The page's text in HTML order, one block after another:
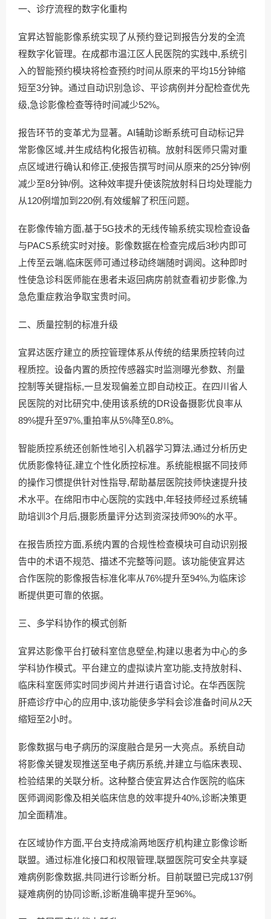
一、诊疗流程的数字化重构
宜昇达智能影像系统实现了从预约登记到报告分发的全流
程数字化管理。在成都市温江区人民医院的实践中,系统引
入的智能预约模块将检查预约时间从原来的平均15分钟缩
短至3分钟。通过自动识别急诊、平诊病例并分配检查优先
级,急诊影像检查等待时间减少52%。
报告环节的变革尤为显著。AI辅助诊断系统可自动标记异
常影像区域,并生成结构化报告初稿。放射科医师只需对重
点区域进行确认和修正,使报告撰写时间从原来的25分钟/例
减少至8分钟/例。这种效率提升使该院放射科日均处理能力
从120例增加到220例,有效缓解了积压问题。
在影像传输方面,基于5G技术的无线传输系统实现检查设备
与PACS系统实时对接。影像数据在检查完成后3秒内即可
上传至云端,临床医师可通过移动终端随时调阅。这种即时
性使急诊科医师能在患者未返回病房前就查看初步影像,为
急危重症救治争取宝贵时间。
二、质量控制的标准升级
宜昇达医疗建立的质控管理体系从传统的结果质控转向过
程质控。设备内置的质控传感器实时监测曝光参数、剂量
控制等关键指标,一旦发现偏差立即自动校正。在四川省人
民医院的对比研究中,使用该系统的DR设备摄影优良率从
89%提升至97%,重拍率从5%降至0.8%。
智能质控系统还创新性地引入机器学习算法,通过分析历史
优质影像特征,建立个性化质控标准。系统能根据不同技师
的操作习惯提供针对性指导,帮助基层医院技师快速提升技
术水平。在绵阳市中心医院的实践中,年轻技师经过系统辅
助培训3个月后,摄影质量评分达到资深技师90%的水平。
在报告质控方面,系统内置的合规性检查模块可自动识别报
告中的术语不规范、描述不完整等问题。该功能使宜昇达
合作医院的影像报告标准化率从76%提升至94%,为临床诊
断提供更可靠的依据。
三、多学科协作的模式创新
宜昇达影像平台打破科室信息壁垒,构建以患者为中心的多
学科协作模式。平台建立的虚拟读片室功能,支持放射科、
临床科室医师实时同步阅片并进行语音讨论。在华西医院
肝癌诊疗中心的应用中,该功能使多学科会诊准备时间从2天
缩短至2小时。
影像数据与电子病历的深度融合是另一大亮点。系统自动
将影像关键发现推送至电子病历系统,并建立与临床表现、
检验结果的关联分析。这种整合使宜昇达合作医院的临床
医师调阅影像及相关临床信息的效率提升40%,诊断决策更
加全面精准。
在区域协作方面,平台支持成渝两地医疗机构建立影像诊断
联盟。通过标准化接口和权限管理,联盟医院可安全共享疑
难病例影像数据,共同进行诊断分析。目前联盟已完成137例
疑难病例的协同诊断,诊断准确率提升至96%。